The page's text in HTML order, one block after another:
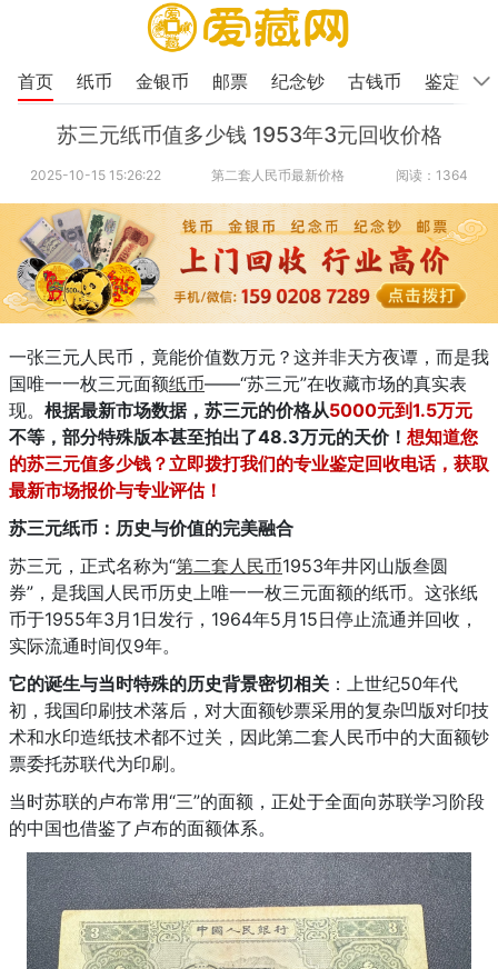
首页 纸币 金银币 邮票 纪念钞 古钱币 鉴定
苏三元纸币值多少钱 1953年3元回收价格
2025-10-15 15:26:22 第二套人民币最新价格 阅读：1364
一张三元人民币，竟能价值数万元？这并非天方夜谭，而是我
国唯一一枚三元面额纸币——“苏三元”在收藏市场的真实表
现。 根据最新市场数据，苏三元的价格从5000元到1.5万元
不等，部分特殊版本甚至拍出了48.3万元的天价！ 想知道您
的苏三元值多少钱？立即拨打我们的专业鉴定回收电话，获取
最新市场报价与专业评估！
苏三元纸币：历史与价值的完美融合
苏三元，正式名称为“第二套人民币1953年井冈山版叁圆
券”，是我国人民币历史上唯一一枚三元面额的纸币。这张纸
币于1955年3月1日发行，1964年5月15日停止流通并回收，
实际流通时间仅9年。
它的诞生与当时特殊的历史背景密切相关 ：上世纪50年代
初，我国印刷技术落后，对大面额钞票采用的复杂凹版对印技
术和水印造纸技术都不过关，因此第二套人民币中的大面额钞
票委托苏联代为印刷。
当时苏联的卢布常用“三”的面额，正处于全面向苏联学习阶段
的中国也借鉴了卢布的面额体系。